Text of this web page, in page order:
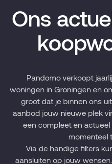
Ons
Pandomo verkoopt
woningen in Groningen en
groot dat je binnen ons
aanbod jouw nieuwe plek
een compleet en
momenteel
Via de handige filters
aansluiten op jouw